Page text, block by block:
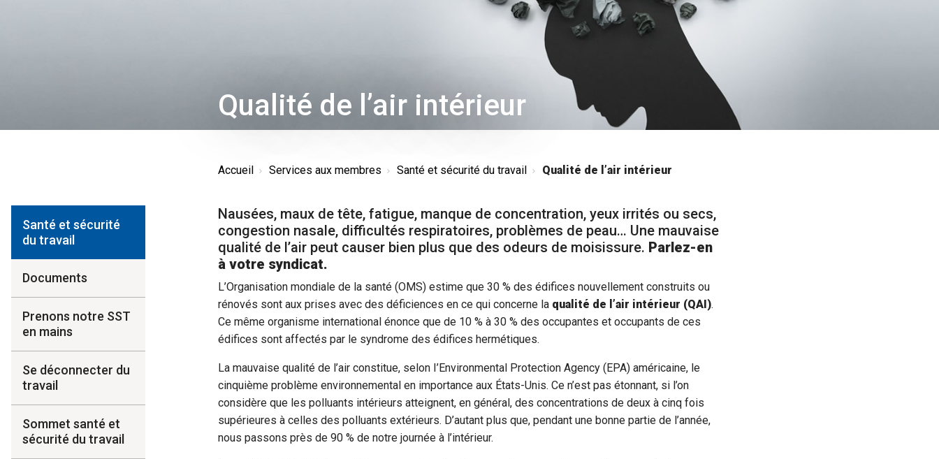
Qualité de l’air intérieur
Accueil Services aux membres Santé et sécurité du travail Qualité de l’air intérieur
Santé et sécurité
du travail
Documents
Prenons notre SST
en mains
Se déconnecter du
travail
Sommet santé et
sécurité du travail
Nausées, maux de tête, fatigue, manque de concentration, yeux irrités ou secs,
congestion nasale, difficultés respiratoires, problèmes de peau… Une mauvaise
qualité de l’air peut causer bien plus que des odeurs de moisissure. Parlez-en
à votre syndicat.
L’Organisation mondiale de la santé (OMS) estime que 30 % des édifices nouvellement construits ou
rénovés sont aux prises avec des déficiences en ce qui concerne la qualité de l’air intérieur (QAI).
Ce même organisme international énonce que de 10 % à 30 % des occupantes et occupants de ces
édifices sont affectés par le syndrome des édifices hermétiques.
La mauvaise qualité de l’air constitue, selon I’Environmental Protection Agency (EPA) américaine, le
cinquième problème environnemental en importance aux États-Unis. Ce n’est pas étonnant, si l’on
considère que les polluants intérieurs atteignent, en général, des concentrations de deux à cinq fois
supérieures à celles des polluants extérieurs. D’autant plus que, pendant une bonne partie de l’année,
nous passons près de 90 % de notre journée à l’intérieur.